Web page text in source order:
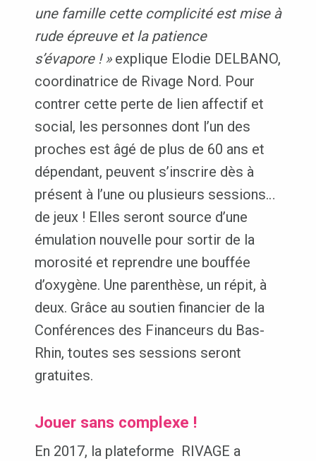
une famille cette complicité est mise à
rude épreuve et la patience
s’évapore ! »explique Elodie DELBANO,
coordinatrice de Rivage Nord. Pour
contrer cette perte de lien affectif et
social, les personnes dont l’un des
proches est âgé de plus de 60 ans et
dépendant, peuvent s’inscrire dès à
présent à l’une ou plusieurs sessions…
de jeux ! Elles seront source d’une
émulation nouvelle pour sortir de la
morosité et reprendre une bouffée
d’oxygène. Une parenthèse, un répit, à
deux. Grâce au soutien financier de la
Conférences des Financeurs du Bas-
Rhin, toutes ses sessions seront
gratuites.
Jouer sans complexe !
En 2017, la plateforme RIVAGE a